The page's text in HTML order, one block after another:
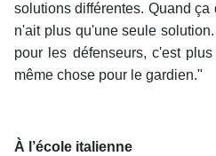
solutions différentes. Quand ça
n'ait plus qu'une seule
pour les défenseurs, c'est
même chose pour le gardien."
À l’école italienne